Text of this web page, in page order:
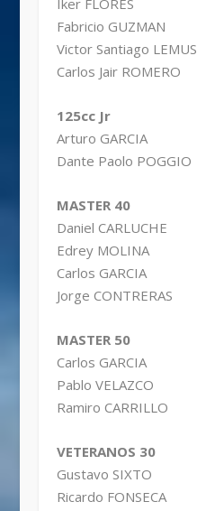
Iker FLORES
Fabricio GUZMAN
Victor Santiago LEMUS
Carlos Jair ROMERO
125cc Jr
Arturo GARCIA
Dante Paolo POGGIO
MASTER 40
Daniel CARLUCHE
Edrey MOLINA
Carlos GARCIA
Jorge CONTRERAS
MASTER 50
Carlos GARCIA
Pablo VELAZCO
Ramiro CARRILLO
VETERANOS 30
Gustavo SIXTO
Ricardo FONSECA